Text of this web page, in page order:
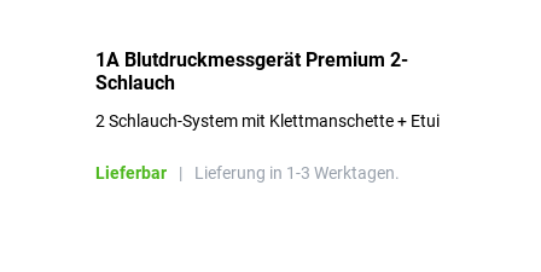
1A Blutdruckmessgerät Premium 2-
Schlauch
2 Schlauch-System mit Klettmanschette + Etui
Lieferbar | Lieferung in 1-3 Werktagen.